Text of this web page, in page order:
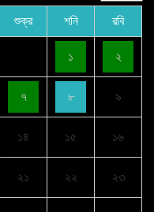
শুক্র শনি রবি
১ ২
৭ ৮ ৯
১৪ ১৫ ১৬
২১ ২২ ২৩